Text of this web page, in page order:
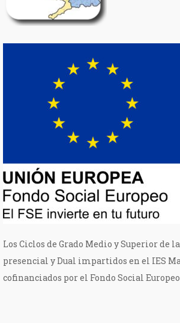
Los Ciclos de Grado Medio y Superior de
presencial y Dual impartidos en el IES
cofinanciados por el Fondo Social